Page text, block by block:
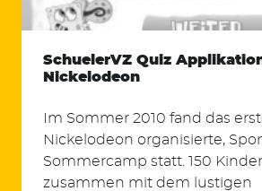
SchuelerVZ Quiz
Nickelodeon
Im Sommer 2010 fand das
Nickelodeon organisierte,
Sommercamp statt. 150
zusammen mit dem lustigen